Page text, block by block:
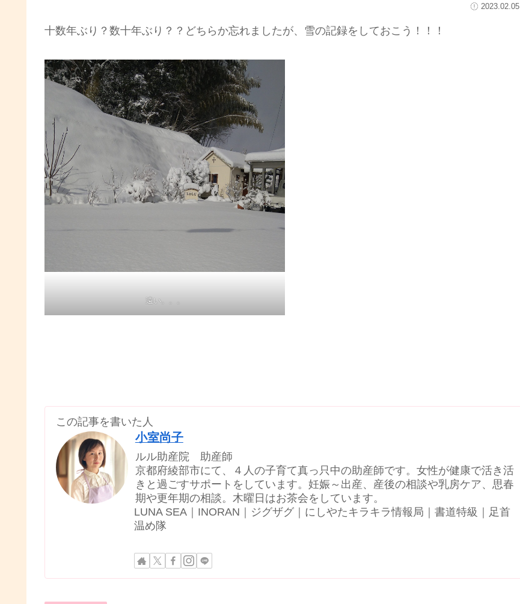
2023.02.05
十数年ぶり？数十年ぶり？？どちらか忘れましたが、雪の記録をしておこう！！！
遠い。。。
この記事を書いた人
小室尚子
ルル助産院 助産師
京都府綾部市にて、４人の子育て真っ只中の助産師です。女性が健康で活き活
きと過ごすサポートをしています。妊娠～出産、産後の相談や乳房ケア、思春
期や更年期の相談。木曜日はお茶会をしています。
LUNA SEA｜INORAN｜ジグザグ｜にしやたキラキラ情報局｜書道特級｜足首
温め隊